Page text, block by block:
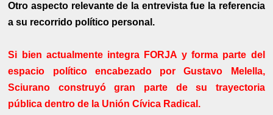
Otro aspecto relevante de la entrevista fue la referencia
a su recorrido político personal.
Si bien actualmente integra FORJA y forma parte del
espacio político encabezado por Gustavo Melella,
Sciurano construyó gran parte de su trayectoria
pública dentro de la Unión Cívica Radical.